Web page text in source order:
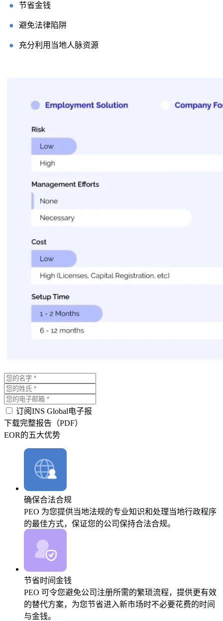
● 节省金钱
● 避免法律陷阱
● 充分利用当地人脉资源
订阅INS Global电子报
下载完整报告（PDF）
EOR的五大优势
确保合法合规
PEO 为您提供当地法规的专业知识和处理当地行政程序
的最佳方式，保证您的公司保持合法合规。
节省时间金钱
PEO 可令您避免公司注册所需的繁琐流程，提供更有效
的替代方案，为您节省进入新市场时不必要花费的时间
与金钱。